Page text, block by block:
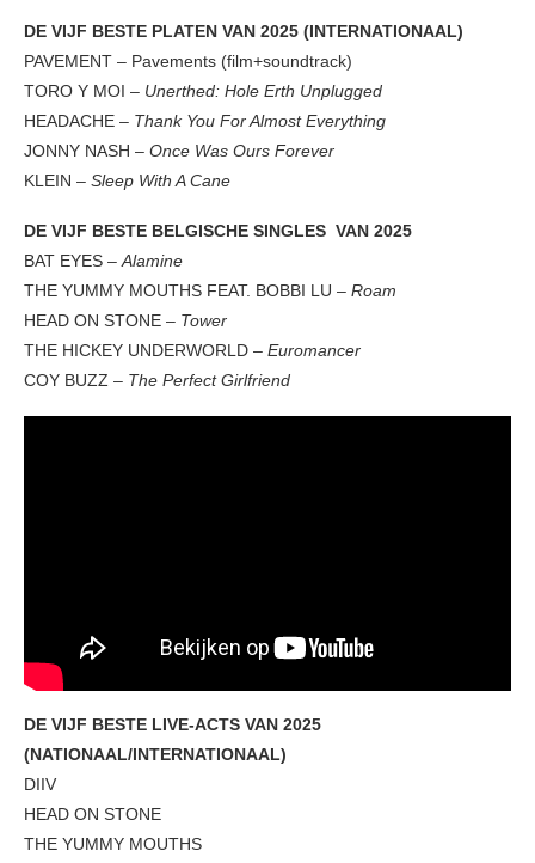
DE VIJF BESTE PLATEN VAN 2025 (INTERNATIONAAL)
PAVEMENT – Pavements (film+soundtrack)
TORO Y MOI – Unerthed: Hole Erth Unplugged
HEADACHE – Thank You For Almost Everything
JONNY NASH – Once Was Ours Forever
KLEIN – Sleep With A Cane
DE VIJF BESTE BELGISCHE SINGLES VAN 2025
BAT EYES – Alamine
THE YUMMY MOUTHS FEAT. BOBBI LU – Roam
HEAD ON STONE – Tower
THE HICKEY UNDERWORLD – Euromancer
COY BUZZ – The Perfect Girlfriend
DE VIJF BESTE LIVE-ACTS VAN 2025
(NATIONAAL/INTERNATIONAAL)
DIIV
HEAD ON STONE
THE YUMMY MOUTHS